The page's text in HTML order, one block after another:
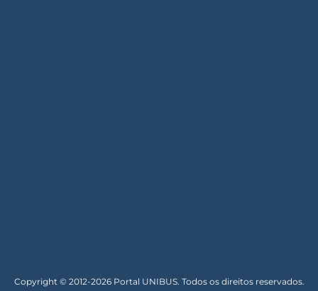
Copyright © 2012-2026 Portal UNIBUS. Todos os direitos reservados.